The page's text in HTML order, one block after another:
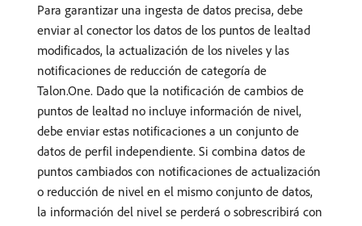
Para garantizar una ingesta de datos precisa, debe
enviar al conector los datos de los puntos de lealtad
modificados, la actualización de los niveles y las
notificaciones de reducción de categoría de
Talon.One. Dado que la notificación de cambios de
puntos de lealtad no incluye información de nivel,
debe enviar estas notificaciones a un conjunto de
datos de perfil independiente. Si combina datos de
puntos cambiados con notificaciones de actualización
o reducción de nivel en el mismo conjunto de datos,
la información del nivel se perderá o sobrescribirá con